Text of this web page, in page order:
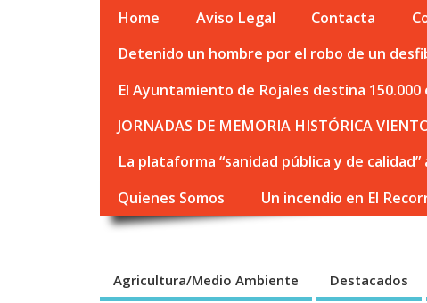
Home Aviso Legal Contacta
Detenido un hombre por el robo de un
El Ayuntamiento de Rojales destina
JORNADAS DE MEMORIA HISTÓRICA
La plataforma “sanidad pública y de
Quienes Somos
Un incendio en El
Agricultura/Medio Ambiente Destacados